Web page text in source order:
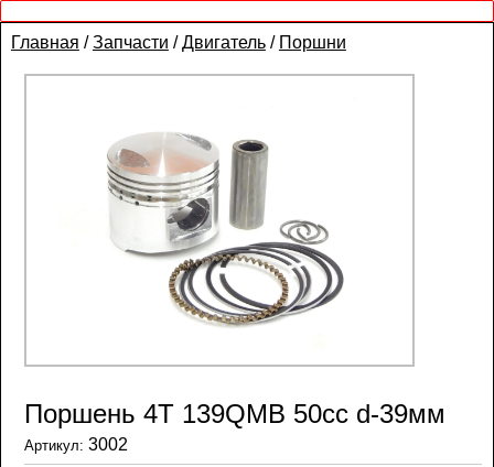
Главная /Запчасти /Двигатель/ Поршни
Поршень 4T 139QMB 50сс d-39мм
Артикул: 3002